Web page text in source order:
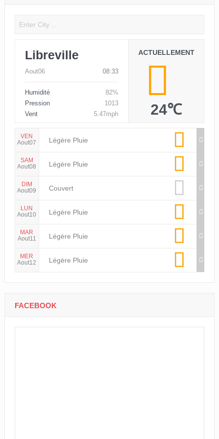
Libreville
Aout06 08:33
Humidité
82%
Pression
1013
Vent
5.47mph
ACTUELLEMENT
24℃
VEN
Aout07
Légère Pluie
SAM
Aout08
Légère Pluie
DIM
Aout09
Couvert
LUN
Aout10
Légère Pluie
MAR
Aout11
Légère Pluie
MER
Aout12
Légère Pluie
FACEBOOK